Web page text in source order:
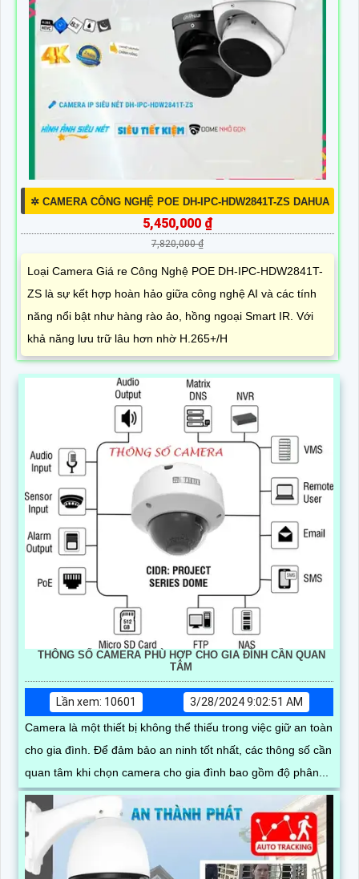
✲ CAMERA CÔNG NGHỆ POE DH-IPC-HDW2841T-ZS DAHUA
5,450,000 ₫
7,820,000 ₫
Loại Camera Giá re Công Nghệ POE DH-IPC-HDW2841T-
ZS là sự kết hợp hoàn hảo giữa công nghệ AI và các tính
năng nổi bật như hàng rào ảo, hồng ngoại Smart IR. Với
khả năng lưu trữ lâu hơn nhờ H.265+/H
THÔNG SỐ CAMERA PHÙ HỢP CHO GIA ĐÌNH CẦN QUAN
TÂM
Lần xem: 10601
3/28/2024 9:02:51 AM
Camera là một thiết bị không thể thiếu trong việc giữ an toàn
cho gia đình. Để đảm bảo an ninh tốt nhất, các thông số cần
quan tâm khi chọn camera cho gia đình bao gồm độ phân...